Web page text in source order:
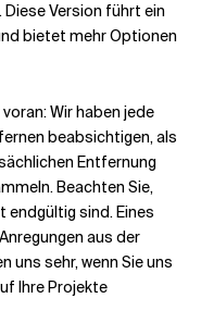
Version führt ein
bietet mehr Optionen
Wir haben jede
beabsichtigen, als
Entfernung
Beachten Sie,
endgültig sind. Eines
aus der
uns sehr, wenn Sie uns
Ihre Projekte